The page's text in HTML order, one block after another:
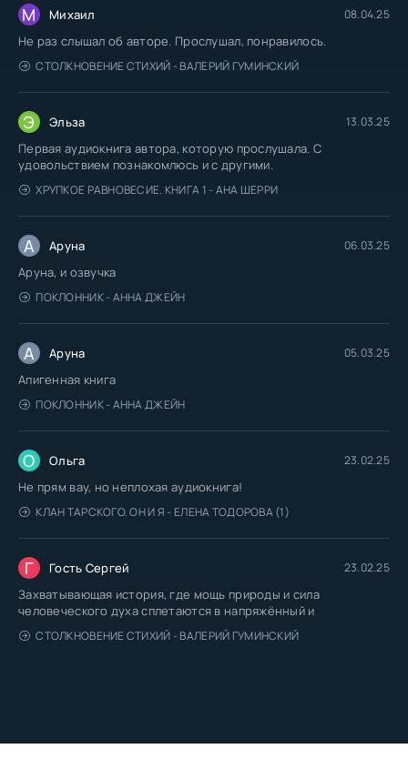
М Михаил 08.04.25
Не раз слышал об авторе. Прослушал, понравилось.
СТОЛКНОВЕНИЕ СТИХИЙ - ВАЛЕРИЙ ГУМИНСКИЙ
Э Эльза 13.03.25
Первая аудиокнига автора, которую прослушала. С
удовольствием познакомлюсь и с другими.
ХРУПКОЕ РАВНОВЕСИЕ. КНИГА 1 - АНА ШЕРРИ
А Аруна 06.03.25
Аруна, и озвучка
ПОКЛОННИК - АННА ДЖЕЙН
А Аруна 05.03.25
Апигенная книга
ПОКЛОННИК - АННА ДЖЕЙН
О Ольга 23.02.25
Не прям вау, но неплохая аудиокнига!
КЛАН ТАРСКОГО. ОН И Я - ЕЛЕНА ТОДОРОВА (1)
Г Гость Сергей 23.02.25
Захватывающая история, где мощь природы и сила
человеческого духа сплетаются в напряжённый и
СТОЛКНОВЕНИЕ СТИХИЙ - ВАЛЕРИЙ ГУМИНСКИЙ